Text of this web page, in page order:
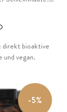
direkt bioaktive
vegan.
-5%